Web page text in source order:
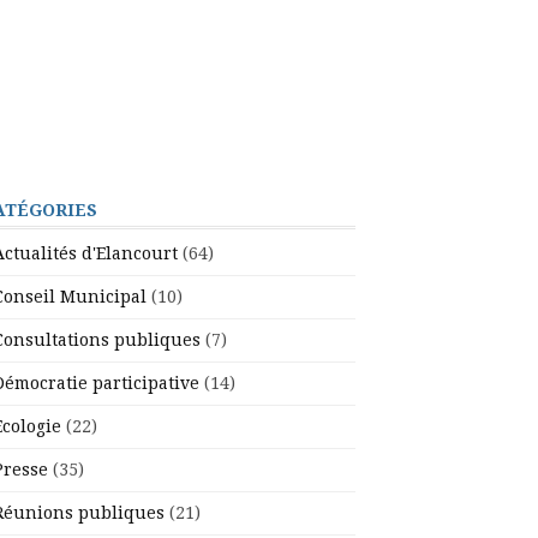
d'Elancourt (64)
Municipal (10)
publiques (7)
participative (14)
(22)
(35)
publiques (21)